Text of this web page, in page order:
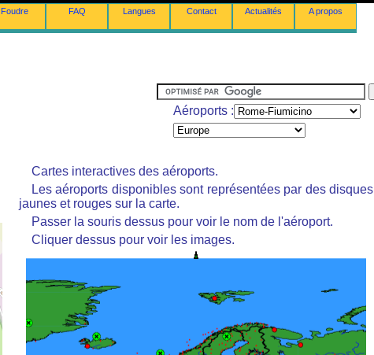
Foudre FAQ Langues Contact Actualités A propos
Aéroports :
Cartes interactives des aéroports.
Les aéroports disponibles sont représentées par des disques
jaunes et rouges sur la carte.
Passer la souris dessus pour voir le nom de l'aéroport.
Cliquer dessus pour voir les images.